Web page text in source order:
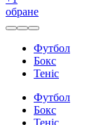
обране
Футбол
Бокс
Теніс
Футбол
Бокс
Теніс